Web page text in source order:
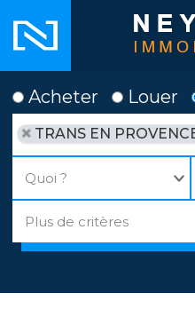
Acheter Louer
TRANS EN